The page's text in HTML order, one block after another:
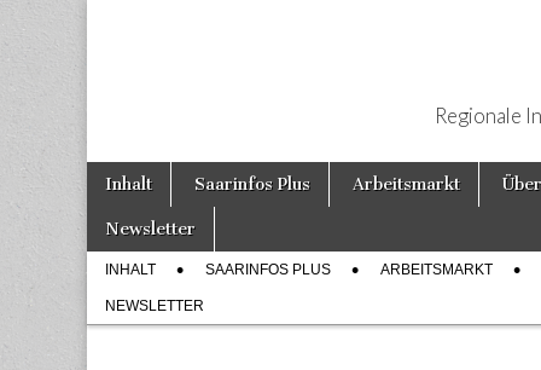
Regionale
Hauptmenü
Weiter zum Inhalt
Inhalt Saarinfos Plus Arbeitsmarkt
Newsletter
Untermenü
INHALT SAARINFOS PLUS ARBEITSMARKT
NEWSLETTER